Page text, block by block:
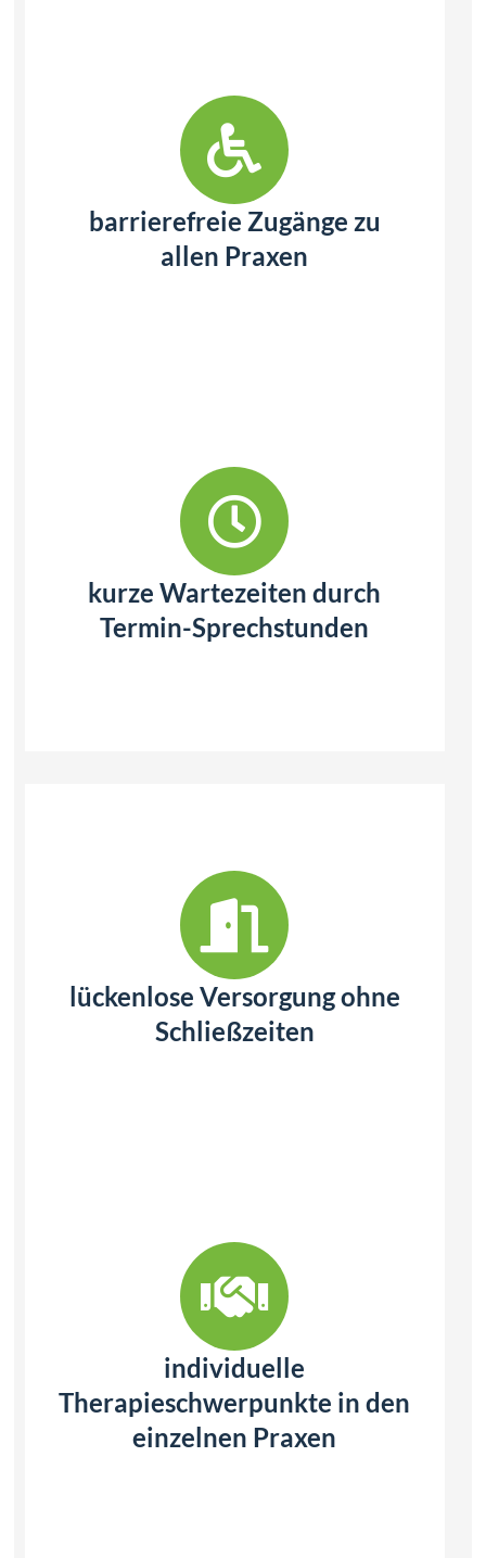
barrierefreie Zugänge zu
allen Praxen
kurze Wartezeiten durch
Termin-Sprechstunden
lückenlose Versorgung ohne
Schließzeiten
individuelle
Therapieschwerpunkte in den
einzelnen Praxen